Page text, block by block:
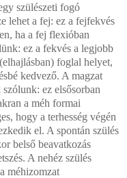
szülészeti fogó
lehet a fej: ez a fejfekvés
ha a fej flexióban
ez a fekvés a legjobb
foglal helyet,
kedvező. A magzat
ez elsősorban
a méh formai
hogy a terhesség végén
el. A spontán szülés
belső beavatkozás
A nehéz szülés
méhizomzat